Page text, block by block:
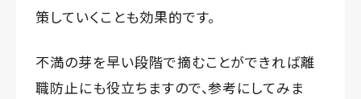
策していくことも効果的です。
不満の芽を早い段階で摘むことができれば離
職防止にも役立ちますので、参考にしてみま